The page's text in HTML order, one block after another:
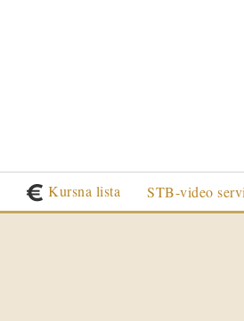
Kursna lista STB-video